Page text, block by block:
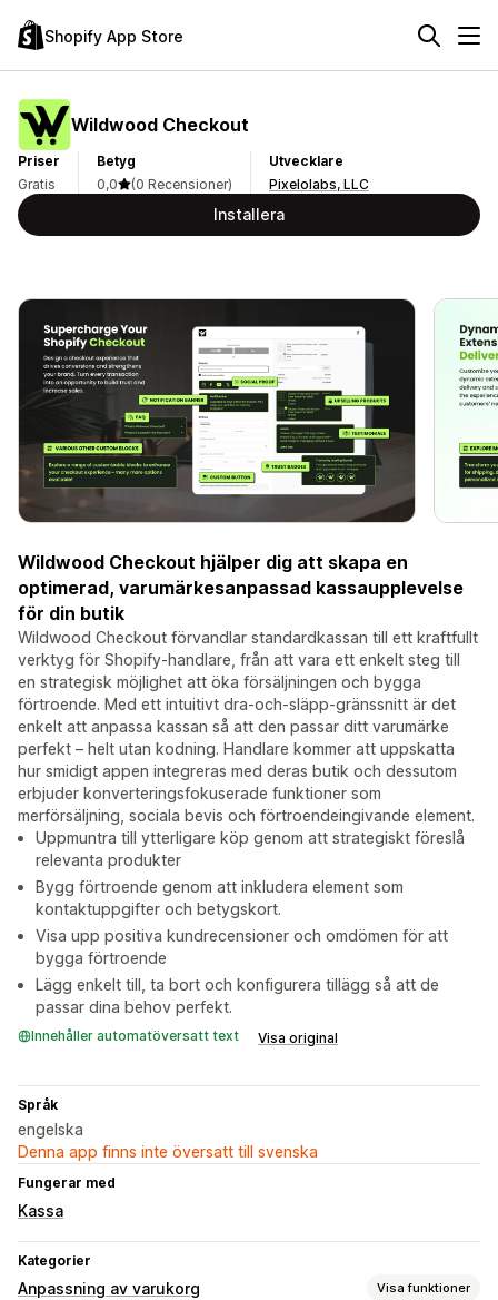
Shopify App Store
Wildwood Checkout
Priser
Gratis
Betyg
0,0
(0 Recensioner)
Utvecklare
Pixelolabs, LLC
Installera
Wildwood Checkout hjälper dig att skapa en
optimerad, varumärkesanpassad kassaupplevelse
för din butik
Wildwood Checkout förvandlar standardkassan till ett kraftfullt
verktyg för Shopify-handlare, från att vara ett enkelt steg till
en strategisk möjlighet att öka försäljningen och bygga
förtroende. Med ett intuitivt dra-och-släpp-gränssnitt är det
enkelt att anpassa kassan så att den passar ditt varumärke
perfekt – helt utan kodning. Handlare kommer att uppskatta
hur smidigt appen integreras med deras butik och dessutom
erbjuder konverteringsfokuserade funktioner som
merförsäljning, sociala bevis och förtroendeingivande element.
Uppmuntra till ytterligare köp genom att strategiskt föreslå
relevanta produkter
Bygg förtroende genom att inkludera element som
kontaktuppgifter och betygskort.
Visa upp positiva kundrecensioner och omdömen för att
bygga förtroende
Lägg enkelt till, ta bort och konfigurera tillägg så att de
passar dina behov perfekt.
Innehåller automatöversatt text Visa original
Språk
engelska
Denna app finns inte översatt till svenska
Fungerar med
Kassa
Kategorier
Anpassning av varukorg Visa funktioner